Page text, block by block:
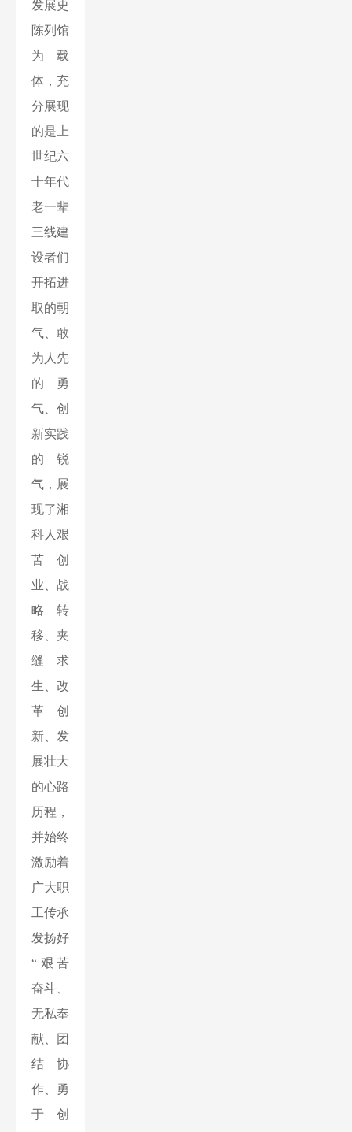
发展史
陈列馆
为载
体，充
分展现
的是上
世纪六
十年代
老一辈
三线建
设者们
开拓进
取的朝
气、敢
为人先
的勇
气、创
新实践
的锐
气，展
现了湘
科人艰
苦创
业、战
略转
移、夹
缝求
生、改
革创
新、发
展壮大
的心路
历程，
并始终
激励着
广大职
工传承
发扬好
“艰苦
奋斗、
无私奉
献、团
结协
作、勇
于创